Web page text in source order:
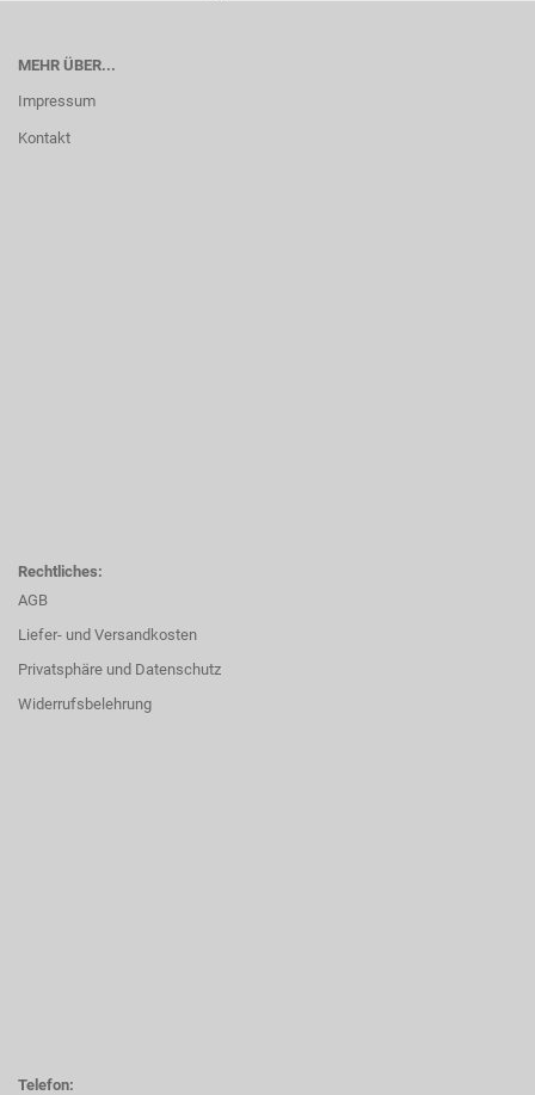
MEHR ÜBER...
Impressum
Kontakt
Rechtliches:
AGB
Liefer- und Versandkosten
Privatsphäre und Datenschutz
Widerrufsbelehrung
Telefon: